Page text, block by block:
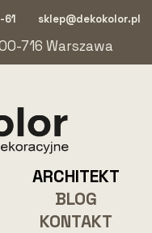
KONTAKT
BLOG
ARCHITEKT
716 Warszawa
sklep@dekokolor.pl